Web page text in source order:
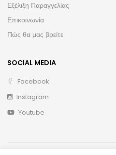
Εξέλιξη Παραγγελίας
Επικοινωνία
Πώς θα μας βρείτε
SOCIAL MEDIA
Facebook
Instagram
Youtube